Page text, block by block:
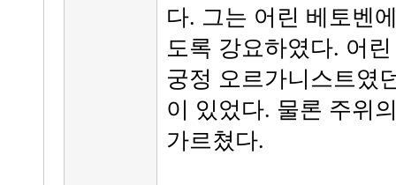
다. 그는 어린 베토벤
도록 강요하였다. 어
궁정 오르가니스트였
이 있었다. 물론 주위
가르쳤다.